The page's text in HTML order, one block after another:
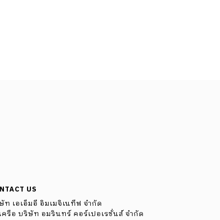
US
ท เอเอ็มอี อิมเมจิเนทีฟ จำกัด
ครือ บริษัท อมรินทร์ คอร์เปอเรชั่นส์ จำกัด